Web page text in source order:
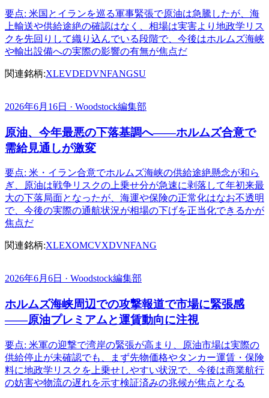
要点: 米国とイランを巡る軍事緊張で原油は急騰したが、海
上輸送や供給途絶の確認はなく、相場は実害より地政学リス
クを先回りして織り込んでいる段階で、今後はホルムズ海峡
や輸出設備への実際の影響の有無が焦点だ
関連銘柄:XLEVDEDVNFANGSU
2026年6月16日 · Woodstock編集部
原油、今年最悪の下落基調へ――ホルムズ合意で
需給見通しが激変
要点: 米・イラン合意でホルムズ海峡の供給途絶懸念が和ら
ぎ、原油は戦争リスクの上乗せ分が急速に剥落して年初来最
大の下落局面となったが、海運や保険の正常化はなお不透明
で、今後の実際の通航状況が相場の下げを正当化できるかが
焦点だ
関連銘柄:XLEXOMCVXDVNFANG
2026年6月6日 · Woodstock編集部
ホルムズ海峡周辺での攻撃報道で市場に緊張感
――原油プレミアムと運賃動向に注視
要点: 米軍の迎撃で湾岸の緊張が高まり、原油市場は実際の
供給停止が未確認でも、まず先物価格やタンカー運賃・保険
料に地政学リスクを上乗せしやすい状況で、今後は商業航行
の妨害や物流の遅れを示す検証済みの兆候が焦点となる